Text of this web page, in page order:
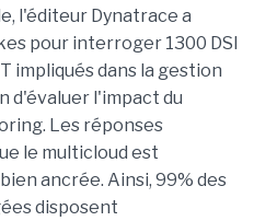
l'éditeur Dynatrace a
pour interroger 1300 DSI
impliqués dans la gestion
d'évaluer l'impact du
Les réponses
le multicloud est
ancrée. Ainsi, 99% des
disposent